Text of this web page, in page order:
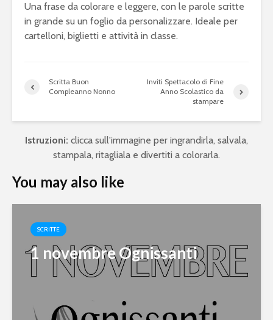
Una frase da colorare e leggere, con le parole scritte
in grande su un foglio da personalizzare. Ideale per
cartelloni, biglietti e attività in classe.
Scritta Buon
Compleanno Nonno
Inviti Spettacolo di Fine
Anno Scolastico da
stampare
Istruzioni: clicca sull'immagine per ingrandirla, salvala,
stampala, ritagliala e divertiti a colorarla.
You may also like
SCRITTE
1 novembre Ognissanti